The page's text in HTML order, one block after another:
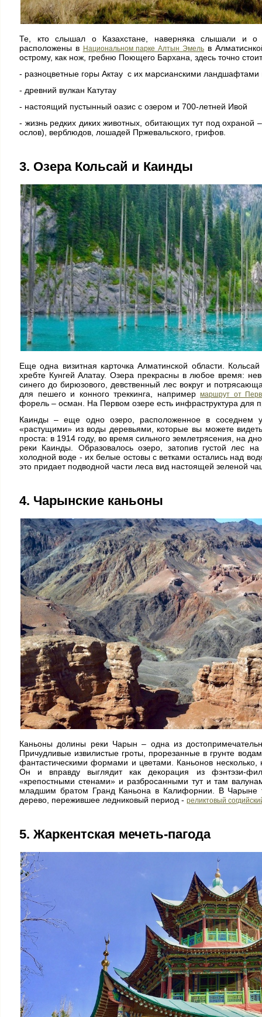
Те, кто слышал о Казахстане, наверняка слышали и
расположены в Национальном парке Алтын Эмельв
острому, как нож, гребню Поющего Бархана, здесь точно
- разноцветные горы Актау с их марсианскими ландшафтами
- древний вулкан Катутау
- настоящий пустынный оазис с озером и 700-летней Ивой
- жизнь редких диких животных, обитающих тут под охраной
ослов), верблюдов, лошадей Пржевальского, грифов.
3. Озера Кольсай и Каинды
Еще одна визитная карточка Алматинской области.
хребте Кунгей Алатау. Озера прекрасны в любое время:
синего до бирюзового, девственный лес вокруг и
для пешего и конного треккинга, напримермаршрут от
форель – осман. На Первом озере есть инфраструктура для
Каинды – еще одно озеро, расположенное в соседнем
«растущими» из воды деревьями, которые вы можете
проста: в 1914 году, во время сильного землетрясения, на
реки Каинды. Образовалось озеро, затопив густой лес
холодной воде - их белые остовы с ветками остались над
это придает подводной части леса вид настоящей зеленой
4. Чарынские каньоны
Каньоны долины реки Чарын – одна из
Причудливые извилистые гроты, прорезанные в грунте
фантастическими формами и цветами. Каньонов
Он и вправду выглядит как декорация из фэнтэзи-
«крепостными стенами» и разбросанными тут и там
младшим братом Гранд Каньона в Калифорнии. В Чарыне
дерево, пережившее ледниковый период - реликтовый
5. Жаркентская мечеть-пагода